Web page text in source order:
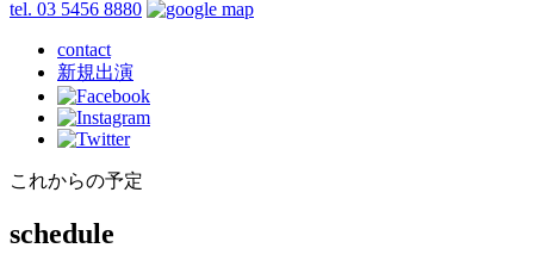
tel. 03 5456 8880
contact
新規出演
これからの予定
schedule